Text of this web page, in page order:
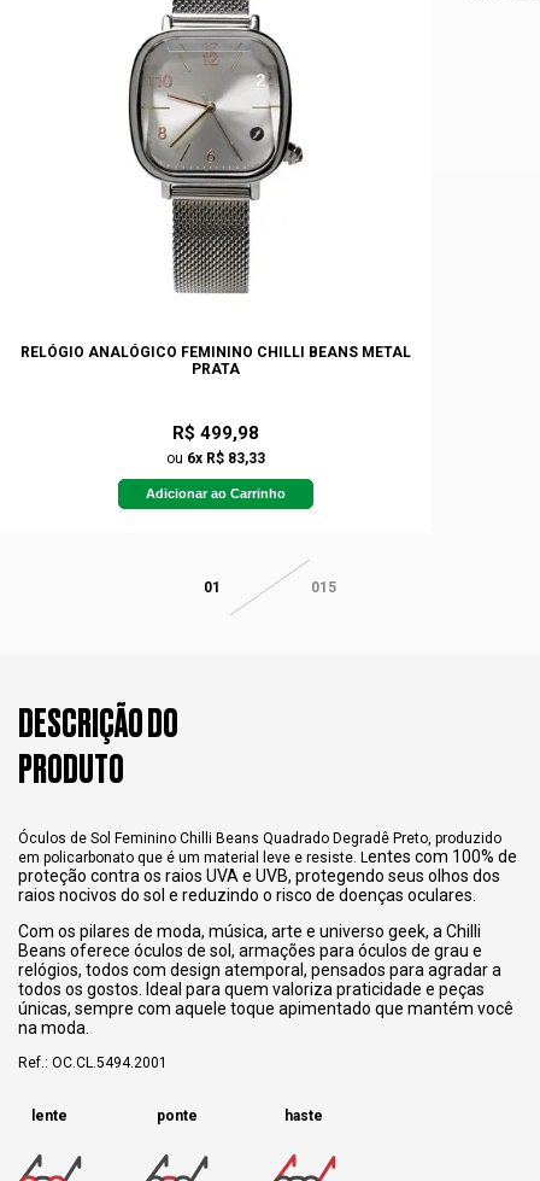
RELÓGIO ANALÓGICO FEMININO CHILLI BEANS METAL
PRATA
R$ 499,98
ou 6x R$ 83,33
Adicionar ao Carrinho
01 015
DESCRIÇÃO DO
PRODUTO
Óculos de Sol Feminino Chilli Beans Quadrado Degradê Preto, produzido
em policarbonato que é um material leve e resiste. L entes com 100% de
proteção contra os raios UVA e UVB, protegendo seus olhos dos
raios nocivos do sol e reduzindo o risco de doenças oculares.
Com os pilares de moda, música, arte e universo geek, a Chilli
Beans oferece óculos de sol, armações para óculos de grau e
relógios, todos com design atemporal, pensados para agradar a
todos os gostos. Ideal para quem valoriza praticidade e peças
únicas, sempre com aquele toque apimentado que mantém você
na moda.
Ref.: OC.CL.5494.2001
lente ponte haste